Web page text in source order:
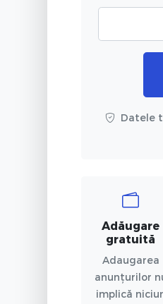
Datele
Adăugare
gratuită
Adaugarea
anunțurilor
implică